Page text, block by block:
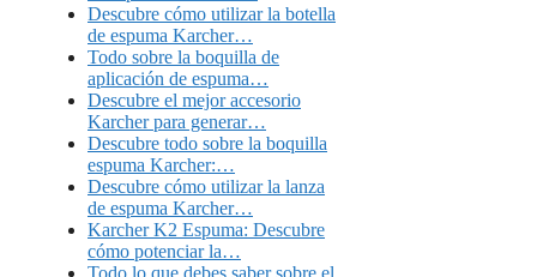
Descubre cómo utilizar la botella
de espuma Karcher…
Todo sobre la boquilla de
aplicación de espuma…
Descubre el mejor accesorio
Karcher para generar…
Descubre todo sobre la boquilla
espuma Karcher:…
Descubre cómo utilizar la lanza
de espuma Karcher…
Karcher K2 Espuma: Descubre
cómo potenciar la…
Todo lo que debes saber sobre el